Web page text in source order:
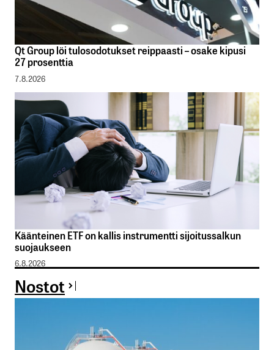
Qt Group löi tulosodotukset reippaasti – osake kipusi
27 prosenttia
7.8.2026
Käänteinen ETF on kallis instrumentti sijoitussalkun
suojaukseen
6.8.2026
Nostot